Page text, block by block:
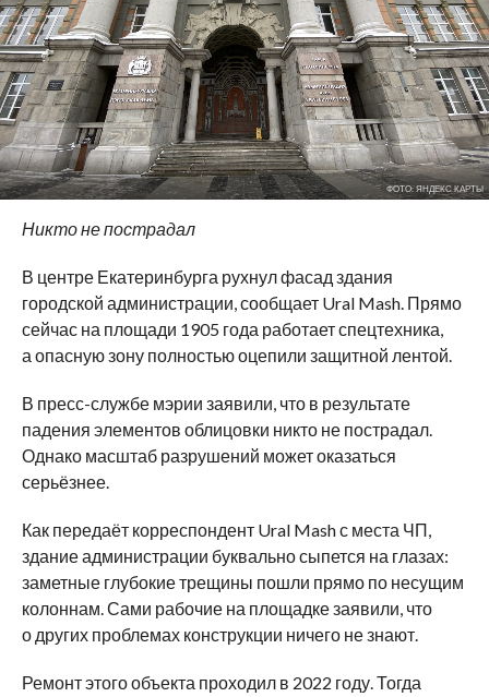
ФОТО: ЯНДЕКС КАРТЫ
Никто не пострадал
В центре Екатеринбурга рухнул фасад здания
городской администрации, сообщает Ural Mash. Прямо
сейчас на площади 1905 года работает спецтехника,
а опасную зону полностью оцепили защитной лентой.
В пресс-службе мэрии заявили, что в результате
падения элементов облицовки никто не пострадал.
Однако масштаб разрушений может оказаться
серьёзнее.
Как передаёт корреспондент Ural Mash с места ЧП,
здание администрации буквально сыпется на глазах:
заметные глубокие трещины пошли прямо по несущим
колоннам. Сами рабочие на площадке заявили, что
о других проблемах конструкции ничего не знают.
Ремонт этого объекта проходил в 2022 году. Тогда